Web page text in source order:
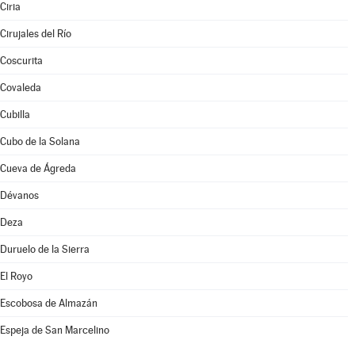
Ciria
Cirujales del Río
Coscurita
Covaleda
Cubilla
Cubo de la Solana
Cueva de Ágreda
Dévanos
Deza
Duruelo de la Sierra
El Royo
Escobosa de Almazán
Espeja de San Marcelino